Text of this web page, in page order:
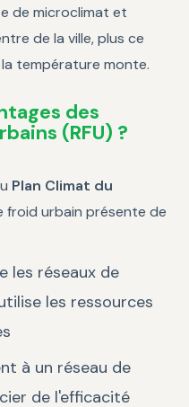
de microclimat et
de la ville, plus ce
température monte.
des
(RFU) ?
Plan Climat du
froid urbain présente de
les réseaux de
les ressources
à un réseau de
de l'efficacité